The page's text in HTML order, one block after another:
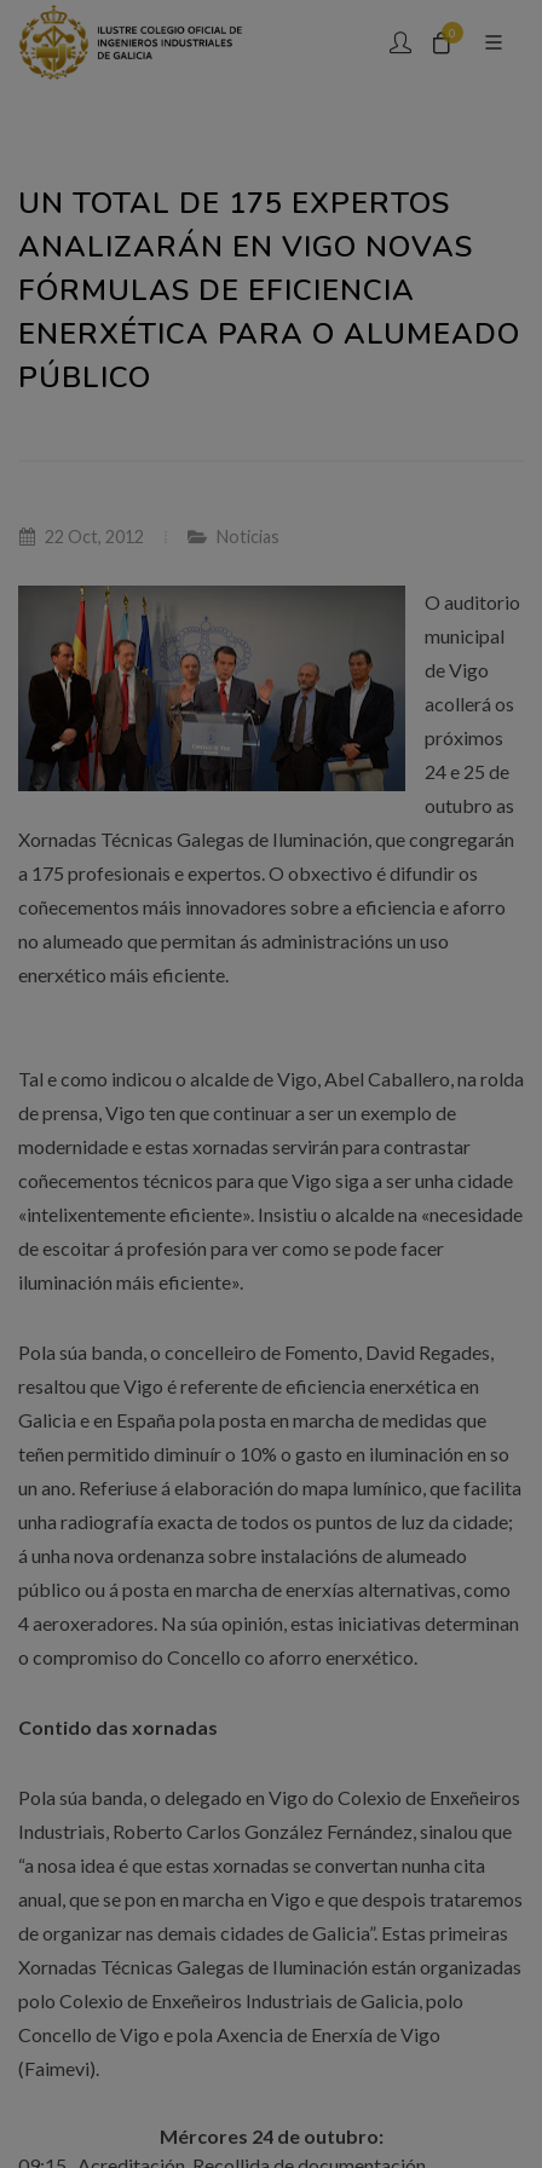
0
UN TOTAL DE 175 EXPERTOS
ANALIZARÁN EN VIGO NOVAS
FÓRMULAS DE EFICIENCIA
ENERXÉTICA PARA O ALUMEADO
PÚBLICO
22 Oct, 2012 Noticias
O auditorio
municipal
de Vigo
acollerá os
próximos
24 e 25 de
outubro as
Xornadas Técnicas Galegas de Iluminación, que congregarán
a 175 profesionais e expertos. O obxectivo é difundir os
coñecementos máis innovadores sobre a eficiencia e aforro
no alumeado que permitan ás administracións un uso
enerxético máis eficiente.
Tal e como indicou o alcalde de Vigo, Abel Caballero, na rolda
de prensa, Vigo ten que continuar a ser un exemplo de
modernidade e estas xornadas servirán para contrastar
coñecementos técnicos para que Vigo siga a ser unha cidade
«intelixentemente eficiente». Insistiu o alcalde na «necesidade
de escoitar á profesión para ver como se pode facer
iluminación máis eficiente».
Pola súa banda, o concelleiro de Fomento, David Regades,
resaltou que Vigo é referente de eficiencia enerxética en
Galicia e en España pola posta en marcha de medidas que
teñen permitido diminuír o 10% o gasto en iluminación en so
un ano. Referiuse á elaboración do mapa lumínico, que facilita
unha radiografía exacta de todos os puntos de luz da cidade;
á unha nova ordenanza sobre instalacións de alumeado
público ou á posta en marcha de enerxías alternativas, como
4 aeroxeradores. Na súa opinión, estas iniciativas determinan
o compromiso do Concello co aforro enerxético.
Contido das xornadas
Pola súa banda, o delegado en Vigo do Colexio de Enxeñeiros
Industriais, Roberto Carlos González Fernández, sinalou que
“a nosa idea é que estas xornadas se convertan nunha cita
anual, que se pon en marcha en Vigo e que despois trataremos
de organizar nas demais cidades de Galicia”. Estas primeiras
Xornadas Técnicas Galegas de Iluminación están organizadas
polo Colexio de Enxeñeiros Industriais de Galicia, polo
Concello de Vigo e pola Axencia de Enerxía de Vigo
(Faimevi).
Mércores 24 de outubro: